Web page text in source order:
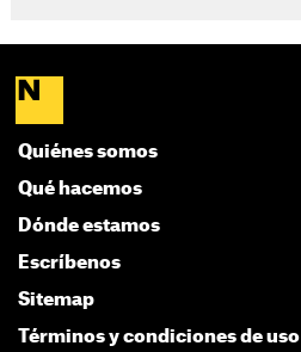
Quiénes somos
Qué hacemos
Dónde estamos
Escríbenos
Sitemap
Términos y condiciones de uso